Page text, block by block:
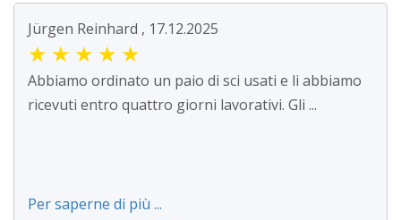
Jürgen Reinhard , 17.12.2025
★ ★ ★ ★ ★
Abbiamo ordinato un paio di sci usati e li abbiamo
ricevuti entro quattro giorni lavorativi. Gli ...
Per saperne di più ...